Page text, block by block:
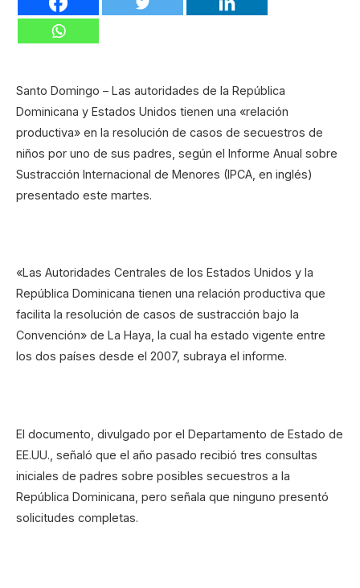
Santo Domingo – Las autoridades de la República
Dominicana y Estados Unidos tienen una «relación
productiva» en la resolución de casos de secuestros de
niños por uno de sus padres, según el Informe Anual sobre
Sustracción Internacional de Menores (IPCA, en inglés)
presentado este martes.
«Las Autoridades Centrales de los Estados Unidos y la
República Dominicana tienen una relación productiva que
facilita la resolución de casos de sustracción bajo la
Convención» de La Haya, la cual ha estado vigente entre
los dos países desde el 2007, subraya el informe.
El documento, divulgado por el Departamento de Estado de
EE.UU., señaló que el año pasado recibió tres consultas
iniciales de padres sobre posibles secuestros a la
República Dominicana, pero señala que ninguno presentó
solicitudes completas.